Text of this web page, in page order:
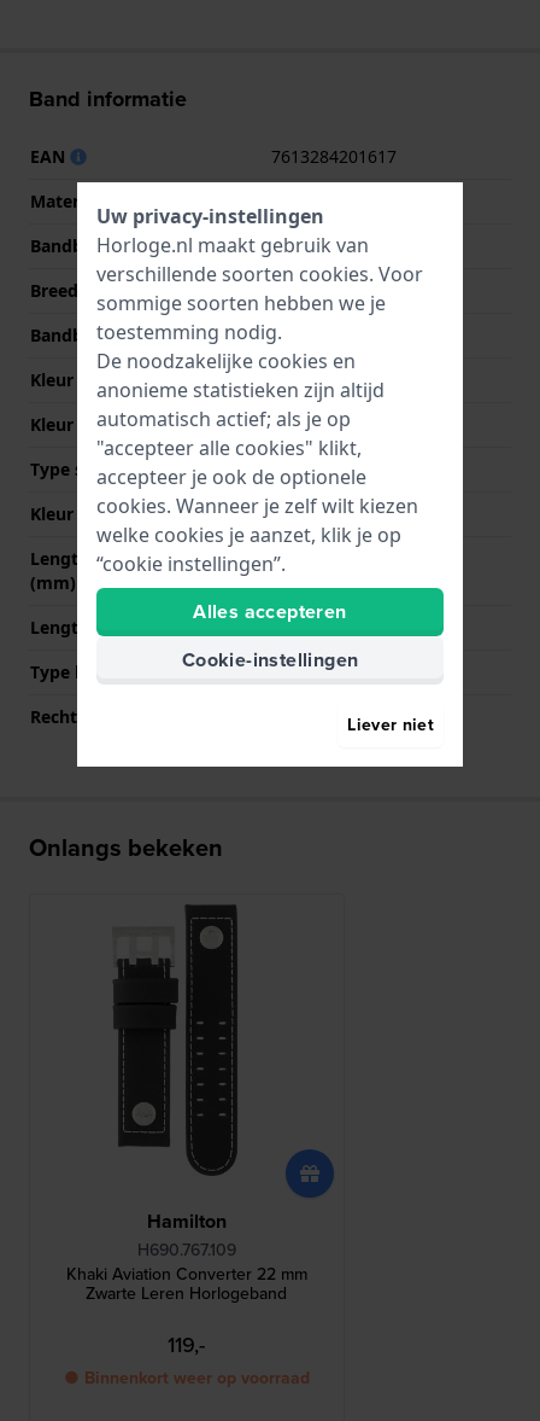
Band informatie
EAN
7613284201617
Materiaal Band
Bandbreedte
22 mm
Breedte bandaanzet
Bandbreedte bij sluiting
22 mm
Kleur Band
Zwart
Kleur stiksel
Wit
Type sluiting
Gesp
Kleur sluiting
Zilver
Lengte band op 12 uur
(mm)
80 mm
Lengte band op 6 uur (mm)
115 mm
Type bevestiging
Bandpennen
Rechte bandaanzet
Onlangs bekeken
Hamilton
H690.767.109
Khaki Aviation Converter 22 mm
Zwarte Leren Horlogeband
119,-
● Binnenkort weer op voorraad
Uw privacy-instellingen
Horloge.nl maakt gebruik van
verschillende soorten cookies. Voor
sommige soorten hebben we je
toestemming nodig.
De noodzakelijke cookies en
anonieme statistieken zijn altijd
automatisch actief; als je op
"accepteer alle cookies" klikt,
accepteer je ook de optionele
cookies. Wanneer je zelf wilt kiezen
welke cookies je aanzet, klik je op
“cookie instellingen”.
Alles accepteren
Cookie-instellingen
Liever niet